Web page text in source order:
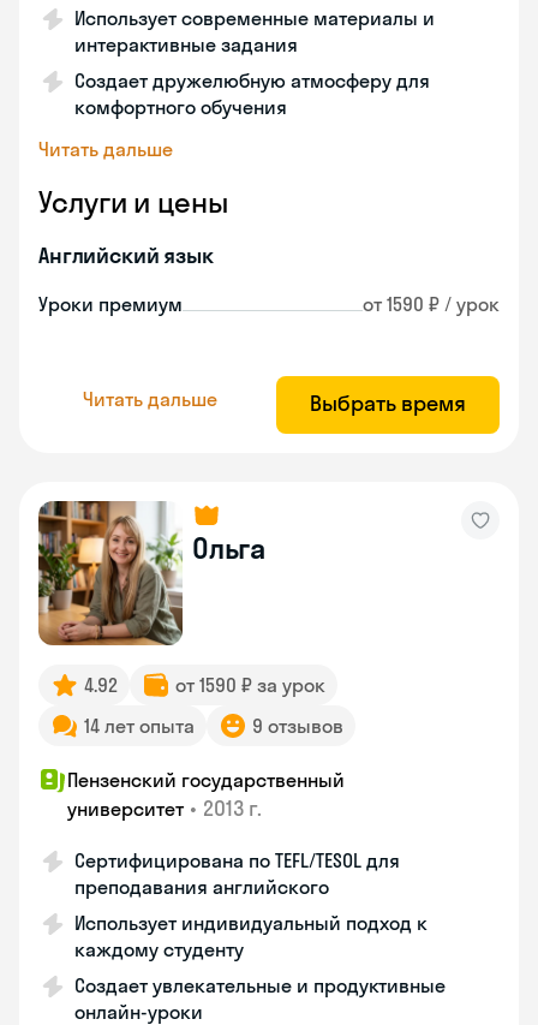
Использует современные материалы и
интерактивные задания
Создает дружелюбную атмосферу для
комфортного обучения
Читать дальше
Услуги и цены
Английский язык
Уроки премиум от 1590 ₽ / урок
Читать дальше Выбрать время
Ольга
4.92
от 1590 ₽ за урок
14 лет опыта
9 отзывов
Пензенский государственный
университет • 2013 г.
Сертифицирована по TEFL/TESOL для
преподавания английского
Использует индивидуальный подход к
каждому студенту
Создает увлекательные и продуктивные
онлайн-уроки